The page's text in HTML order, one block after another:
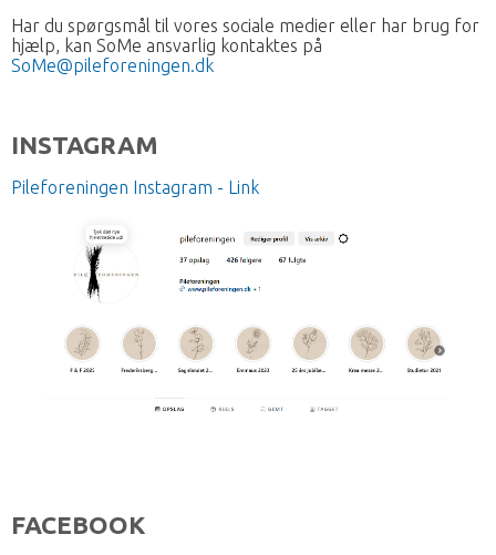
Har du spørgsmål til vores sociale medier eller har brug for
hjælp, kan SoMe ansvarlig kontaktes på
SoMe@pileforeningen.dk
INSTAGRAM
Pileforeningen Instagram - Link
FACEBOOK